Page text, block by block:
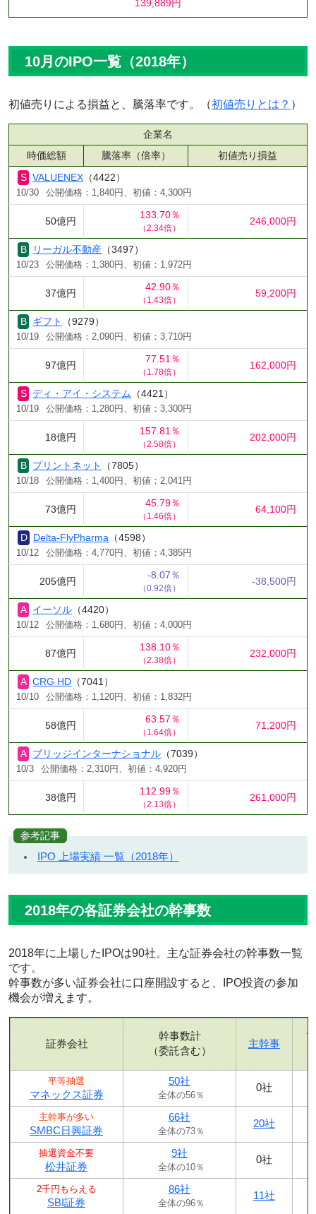
139,889円
10月のIPO一覧（2018年）
初値売りによる損益と、騰落率です。（初値売りとは？ ）
企業名
時価総額
騰落率（倍率）
初値売り損益
VALUENEX （4422）
10/30 公開価格：1,840円、初値：4,300円
50億円
133.70％
（2.34倍）
246,000円
リーガル不動産 （3497）
10/23 公開価格：1,380円、初値：1,972円
37億円
42.90％
（1.43倍）
59,200円
ギフト （9279）
10/19 公開価格：2,090円、初値：3,710円
97億円
77.51％
（1.78倍）
162,000円
ディ・アイ・システム （4421）
10/19 公開価格：1,280円、初値：3,300円
18億円
157.81％
（2.58倍）
202,000円
プリントネット （7805）
10/18 公開価格：1,400円、初値：2,041円
73億円
45.79％
（1.46倍）
64,100円
Delta-FlyPharma （4598）
10/12 公開価格：4,770円、初値：4,385円
205億円
-8.07％
（0.92倍）
-38,500円
イーソル （4420）
10/12 公開価格：1,680円、初値：4,000円
87億円
138.10％
（2.38倍）
232,000円
CRG HD （7041）
10/10 公開価格：1,120円、初値：1,832円
58億円
63.57％
（1.64倍）
71,200円
ブリッジインターナショナル （7039）
10/3 公開価格：2,310円、初値：4,920円
38億円
112.99％
（2.13倍）
261,000円
参考記事
IPO 上場実績 一覧（2018年）
2018年の各証券会社の幹事数
2018年に上場したIPOは90社。主な証券会社の幹事数一覧
です。
幹事数が多い証券会社に口座開設すると、IPO投資の参加
機会が増えます。
証券会社
幹事数計
（委託含む）
主幹事
平等抽選
マネックス証券
50社
全体の56％
0社
主幹事が多い
SMBC日興証券
66社
全体の73％
20社
抽選資金不要
松井証券
9社
全体の10％
0社
2千円もらえる
SBI証券
86社
全体の96％
11社